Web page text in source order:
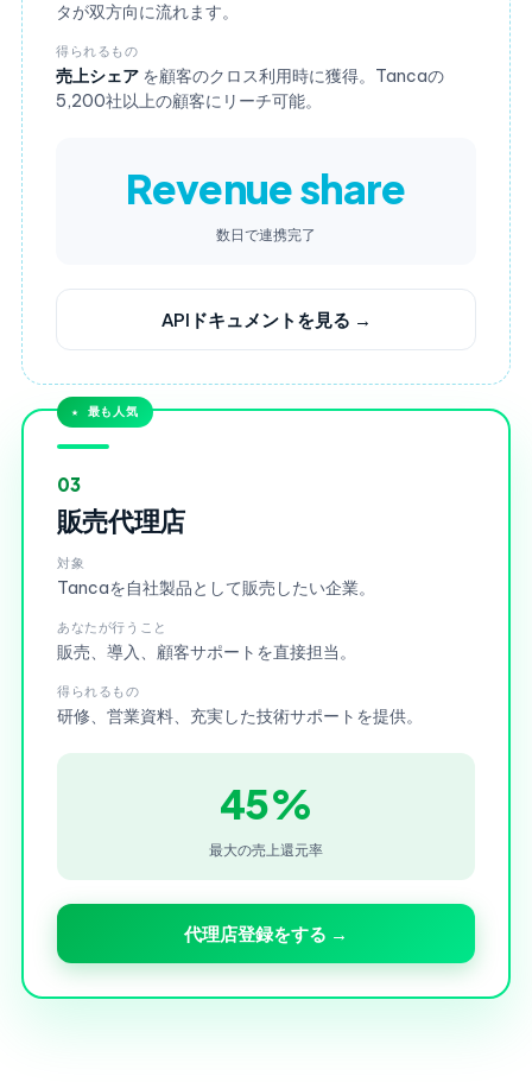
タが双方向に流れます。
得られるもの
売上シェアを顧客のクロス利用時に獲得。Tancaの
5,200社以上の顧客にリーチ可能。
Revenue share
数日で連携完了
APIドキュメントを見る →
★ 最も人気
03
販売代理店
対象
Tancaを自社製品として販売したい企業。
あなたが行うこと
販売、導入、顧客サポートを直接担当。
得られるもの
研修、営業資料、充実した技術サポートを提供。
45%
最大の売上還元率
代理店登録をする →